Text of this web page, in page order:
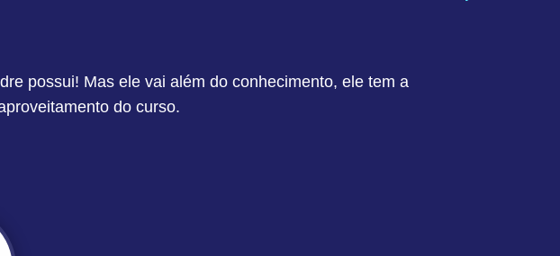
possui! Mas ele vai além do conhecimento, ele tem a
do curso.